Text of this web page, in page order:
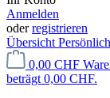
Anmelden
oderregistrieren
Übersicht
0,00 CHF
beträgt 0,00 CHF.